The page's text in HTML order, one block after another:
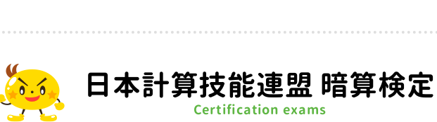
日本計算技能連盟 暗算検定
Certification exams